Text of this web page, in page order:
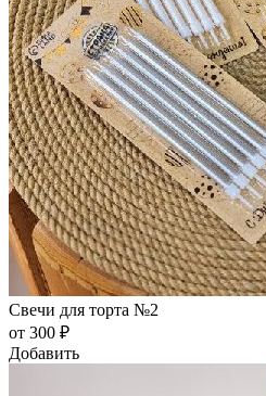
Свечи для торта №2
от 300 ₽
Добавить